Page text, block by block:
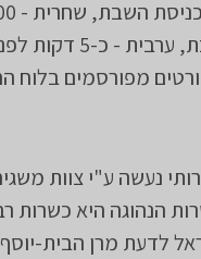
5 דקות לפני צאת השבת.
מפורסמים בלוח
נעשה ע"י צוות
הנהוגה היא כשרות
לדעת מרן הבית-